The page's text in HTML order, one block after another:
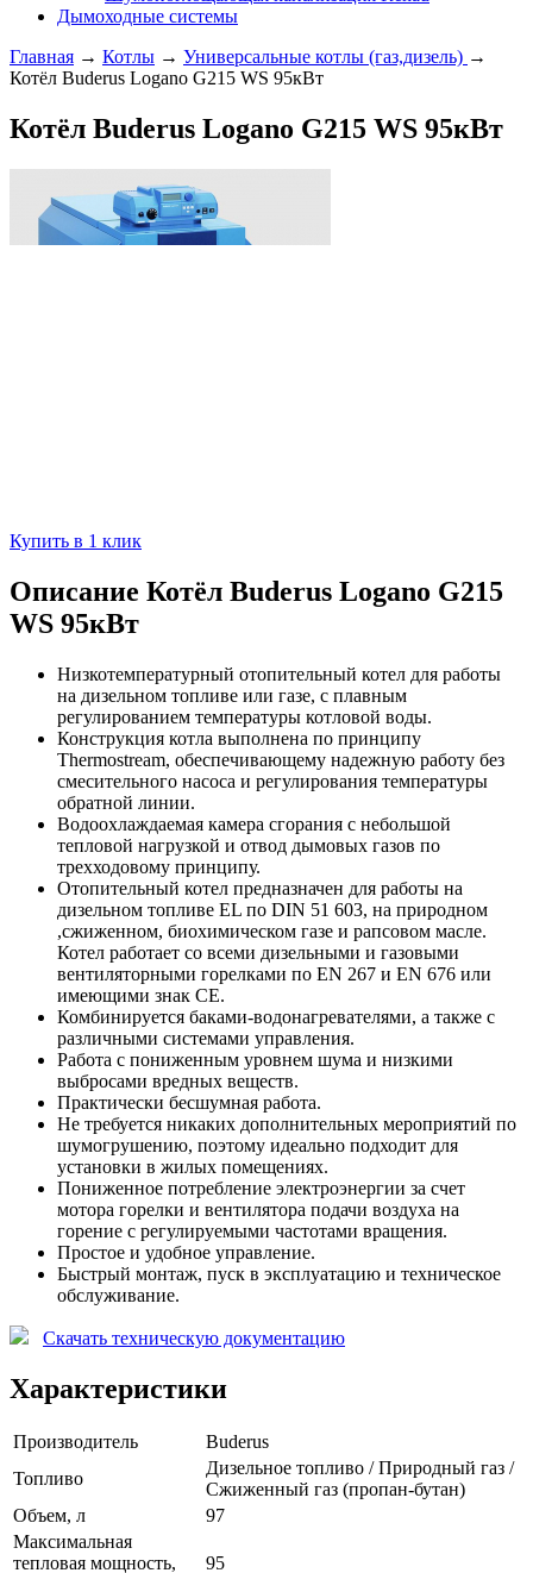
Дымоходные системы
Главная → Котлы → Универсальные котлы (газ,дизель) →
Котёл Buderus Logano G215 WS 95кВт
Котёл Buderus Logano G215 WS 95кВт
Купить в 1 клик
Описание Котёл Buderus Logano G215
WS 95кВт
Низкотемпературный отопительный котел для работы
на дизельном топливе или газе, с плавным
регулированием температуры котловой воды.
Конструкция котла выполнена по принципу
Thermostream, обеспечивающему надежную работу без
смесительного насоса и регулирования температуры
обратной линии.
Водоохлаждаемая камера сгорания с небольшой
тепловой нагрузкой и отвод дымовых газов по
трехходовому принципу.
Отопительный котел предназначен для работы на
дизельном топливе EL по DIN 51 603, на природном
,сжиженном, биохимическом газе и рапсовом масле.
Котел работает со всеми дизельными и газовыми
вентиляторными горелками по EN 267 и EN 676 или
имеющими знак CE.
Комбинируется баками-водонагревателями, а также с
различными системами управления.
Работа с пониженным уровнем шума и низкими
выбросами вредных веществ.
Практически бесшумная работа.
Не требуется никаких дополнительных мероприятий по
шумогрушению, поэтому идеально подходит для
установки в жилых помещениях.
Пониженное потребление электроэнергии за счет
мотора горелки и вентилятора подачи воздуха на
горение с регулируемыми частотами вращения.
Простое и удобное управление.
Быстрый монтаж, пуск в эксплуатацию и техническое
обслуживание.
Скачать техническую документацию
Характеристики
Производитель
Buderus
Топливо
Дизельное топливо / Природный газ /
Сжиженный газ (пропан-бутан)
Объем, л
97
Максимальная
тепловая мощность,
95